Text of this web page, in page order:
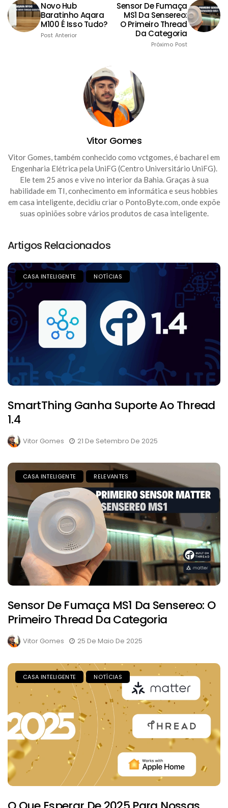
Novo Hub
Baratinho Aqara
M100 É Isso Tudo?
Post Anterior
Sensor De Fumaça
MS1 Da Sensereo:
O Primeiro Thread
Da Categoria
Próximo Post
Vitor Gomes
Vitor Gomes, também conhecido como vctgomes, é bacharel em
Engenharia Elétrica pela UniFG (Centro Universitário UniFG).
Ele tem 25 anos e vive no interior da Bahia. Graças à sua
habilidade em TI, conhecimento em informática e seus hobbies
em casa inteligente, decidiu criar o PontoByte.com, onde expõe
suas opiniões sobre vários produtos de casa inteligente.
Artigos Relacionados
CASA INTELIGENTE NOTÍCIAS
SmartThing Ganha Suporte Ao Thread
1.4
Vitor Gomes 21 De Setembro De 2025
CASA INTELIGENTE RELEVANTES
Sensor De Fumaça MS1 Da Sensereo: O
Primeiro Thread Da Categoria
Vitor Gomes 25 De Maio De 2025
CASA INTELIGENTE NOTÍCIAS